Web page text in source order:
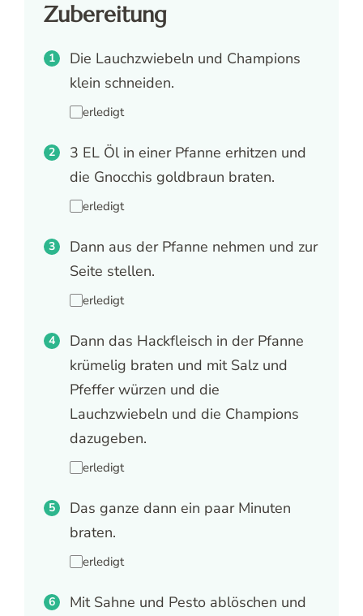
Zubereitung
Die Lauchzwiebeln und Champions
klein schneiden.
erledigt
3 EL Öl in einer Pfanne erhitzen und
die Gnocchis goldbraun braten.
erledigt
Dann aus der Pfanne nehmen und zur
Seite stellen.
erledigt
Dann das Hackfleisch in der Pfanne
krümelig braten und mit Salz und
Pfeffer würzen und die
Lauchzwiebeln und die Champions
dazugeben.
erledigt
Das ganze dann ein paar Minuten
braten.
erledigt
Mit Sahne und Pesto ablöschen und